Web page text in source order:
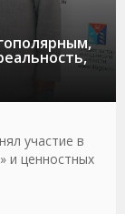
участие в
и ценностных